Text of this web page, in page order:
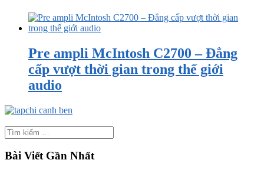
Pre ampli McIntosh C2700 – Đẳng
cấp vượt thời gian trong thế giới
audio
Bài Viết Gần Nhất